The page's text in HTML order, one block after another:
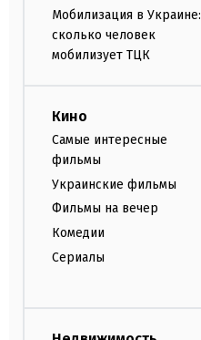
Мобилизация в Украине:
сколько человек
мобилизует ТЦК
Кино
Самые интересные
фильмы
Украинские фильмы
Фильмы на вечер
Комедии
Сериалы